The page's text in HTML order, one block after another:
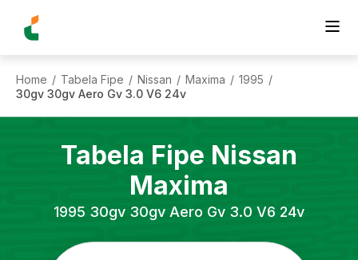
Home / Tabela Fipe / Nissan / Maxima / 1995 /
30gv 30gv Aero Gv 3.0 V6 24v
Tabela Fipe Nissan
Maxima
1995 30gv 30gv Aero Gv 3.0 V6 24v